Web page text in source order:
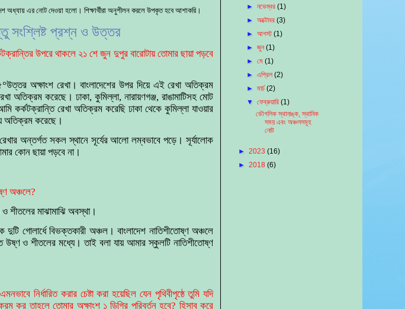
অধ্যায় এর নোট দেওয়া হলো। শিক্ষার্থীরা অনুশীলন করলে উপকৃত হবে আশাকরি।
সংশ্লিষ্ট প্রশ্ন ও উত্তর
উপরে থাকলে ২১ শে জুন দুপুর বারোটায় তোমার ছায়া পড়বে
অক্ষাংশ রেখা। বাংলাদেশের উপর দিয়ে এই রেখা অতিক্রম
অতিক্রম করেছে। ঢাকা, কুমিল্লা, নারায়ণগঞ্জ, রাঙামাটিসহ মোট
কর্কটক্রান্তি রেখা অতিক্রম করেছি ঢাকা থেকে কুমিল্লা যাওয়ার
অতিক্রম করেছে।
অন্তর্গত সকল স্থানে সূর্যের আলো লম্বভাবে পড়ে। সূর্যালোক
কোন ছায়া পড়বে না।
অঞ্চলে?
শীতলের মাঝামাঝি অবস্থা।
দুটি গোলার্ধে বিভক্তকারী অঞ্চল। বাংলাদেশ নাতিশীতোষ্ণ অঞ্চলে
ও শীতলের মধ্যে। তাই বলা যায় আমার স্কুলটি নাতিশীতোষ্ণ
নির্ধারিত করার চেষ্টা করা হয়েছিল যেন পৃথিবীপৃষ্ঠে তুমি যদি
কর তাহলে তোমার অক্ষাংশ ১ ডিগ্রি পরিবর্তন হবে? হিসাব করে
►নভেম্বর(1)
►অক্টোবর(3)
►আগস্ট(1)
►জুন(1)
►মে(1)
►এপ্রিল(2)
►মার্চ(2)
▼ফেব্রুয়ারি(1)
ভৌগলিক স্থানাঙ্ক, স্থানিক
সময় এবং অঞ্চলসমূহ
নোট
► 2023 (16)
► 2018 (6)